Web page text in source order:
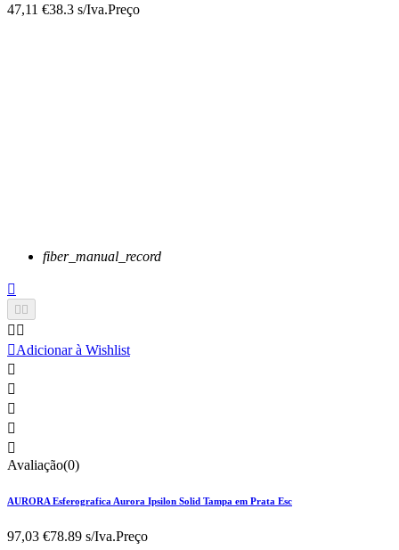
47,11 €38.3 s/Iva.Preço
fiber_manual_record

 
 
Adicionar à Wishlist





Avaliação(0)
AURORA Esferografica Aurora Ipsilon Solid Tampa em Prata Esc
97,03 €78.89 s/Iva.Preço